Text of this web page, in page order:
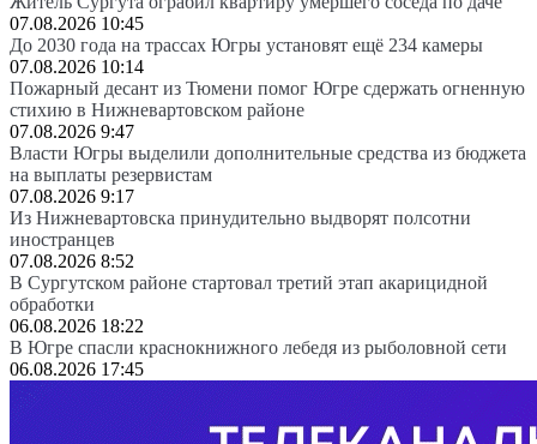
07.08.2026 10:45
До 2030 года на трассах Югры установят ещё 234 камеры
07.08.2026 10:14
Пожарный десант из Тюмени помог Югре сдержать огненную
стихию в Нижневартовском районе
07.08.2026 9:47
Власти Югры выделили дополнительные средства из бюджета
на выплаты резервистам
07.08.2026 9:17
Из Нижневартовска принудительно выдворят полсотни
иностранцев
07.08.2026 8:52
В Сургутском районе стартовал третий этап акарицидной
обработки
06.08.2026 18:22
В Югре спасли краснокнижного лебедя из рыболовной сети
06.08.2026 17:45